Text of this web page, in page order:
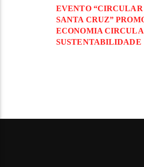
EVENTO
SANTA CRUZ”
ECONOMIA
SUSTENTABILIDADE